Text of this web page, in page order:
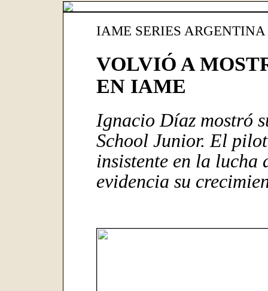
IAME SERIES
VOLVIÓ A
EN IAME
Ignacio Díaz mostró
School Junior. El
insistente en la lucha
evidencia su